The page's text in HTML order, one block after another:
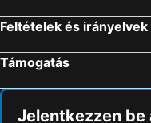
Feltételek és irányelvek
Támogatás
Jelentkezzen